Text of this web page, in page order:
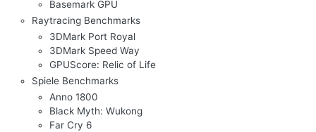
Basemark GPU
Raytracing Benchmarks
3DMark Port Royal
3DMark Speed Way
GPUScore: Relic of Life
Spiele Benchmarks
Anno 1800
Black Myth: Wukong
Far Cry 6